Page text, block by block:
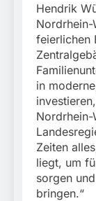
Hendrik
feierlichen
in
Nordrhein-
Zeiten
liegt, um
sorgen
bringen.“